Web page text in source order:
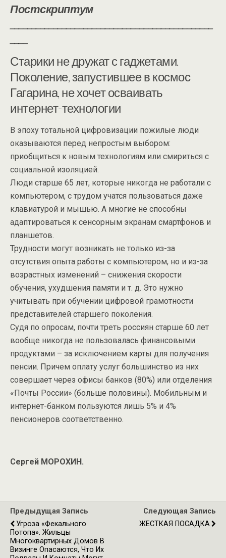
Постскриптум
Старики не дружат с гаджетами.
Поколение, запустившее в космос
Гагарина, не хочет осваивать
интернет-технологии
В эпоху тотальной цифровизации пожилые люди
оказываются перед непростым выбором:
приобщиться к новым технологиям или смириться с
социальной изоляцией.
Люди старше 65 лет, которые никогда не работали с
компьютером, с трудом учатся пользоваться даже
клавиатурой и мышью. А многие не способны
адаптироваться к сенсорным экранам смартфонов и
планшетов.
Трудности могут возникать не только из-за
отсутствия опыта работы с компьютером, но и из-за
возрастных изменений – снижения скорости
обучения, ухудшения памяти и т. д. Это нужно
учитывать при обучении цифровой грамотности
представителей старшего поколения.
Судя по опросам, почти треть россиян старше 60 лет
вообще никогда не пользовалась финансовыми
продуктами – за исключением карты для получения
пенсии. Причем оплату услуг большинство из них
совершает через офисы банков (80%) или отделения
«Почты России» (больше половины). Мобильным и
интернет-банком пользуются лишь 5% и 4%
пенсионеров соответственно.
Сергей МОРОХИН.
Предыдущая Запись
Угроза «фекального
Потопа». Жильцы
Многоквартирных Домов В
Визинге Опасаются, Что Их
Следующая Запись
ЖЕСТКАЯ ПОСАДКА